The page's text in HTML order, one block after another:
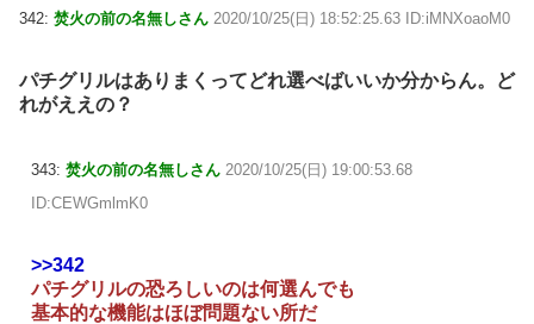
342: 焚火の前の名無しさん 2020/10/25(日) 18:52:25.63 ID:iMNXoaoM0
パチグリルはありまくってどれ選べばいいか分からん。ど
れがええの？
343: 焚火の前の名無しさん 2020/10/25(日) 19:00:53.68
ID:CEWGmlmK0
>>342
パチグリルの恐ろしいのは何選んでも
基本的な機能はほぼ問題ない所だ